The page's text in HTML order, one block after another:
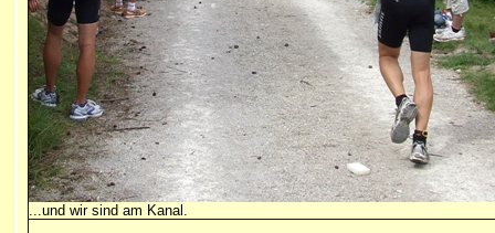
...und wir sind am Kanal.